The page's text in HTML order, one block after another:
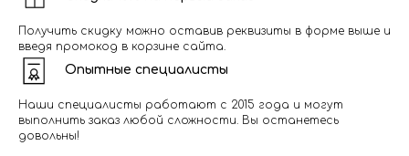
Получить скидку можно оставив реквизиты в форме выше и
введя промокод в корзине сайта.
Опытные специалисты
Наши специалисты работают с 2015 года и могут
выполнить заказ любой сложности. Вы останетесь
довольны!